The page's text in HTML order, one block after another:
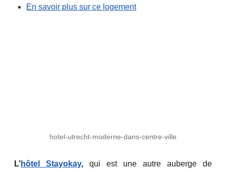
En savoir plus sur ce logement
hotel-utrecht-moderne-dans-centre-ville
L’hôtel Stayokay, qui est une autre auberge de